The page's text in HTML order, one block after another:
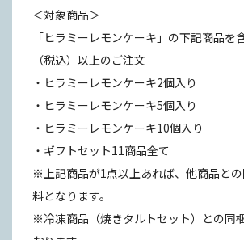
＜対象商品＞
「ヒラミーレモンケーキ」の下記商品を
（税込）以上のご注文
・ヒラミーレモンケーキ2個入り
・ヒラミーレモンケーキ5個入り
・ヒラミーレモンケーキ10個入り
・ギフトセット11商品全て
※上記商品が1点以上あれば、他商品と
料となります。
※冷凍商品（焼きタルトセット）との同